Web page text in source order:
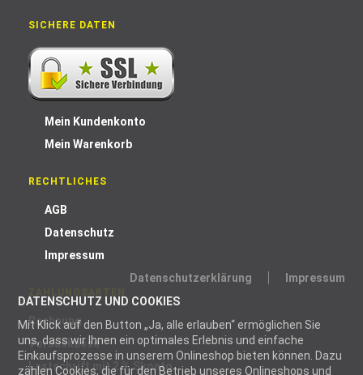
Datenschutzerklärung
Impressum
DATENSCHUTZ UND COOKIES
Mit Klick auf den Button „Ja, alle erlauben“ ermöglichen Sie
uns, dass wir Ihnen ein optimales Erlebnis und einfache
Einkaufsprozesse in unserem Onlineshop bieten können. Dazu
zählen Cookies, die für den Betrieb unseres Onlineshops und
SICHERE DATEN
Mein Kundenkonto
Mein Warenkorb
RECHTLICHES
AGB
Datenschutz
Impressum
Rechnung
Vorauskasse
Lastschrift mit 2 % Skonto